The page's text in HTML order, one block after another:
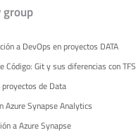
group
a DevOps en proyectos DATA
Código: Git y sus diferencias con TFS
de Data
Azure Synapse Analytics
a Azure Synapse